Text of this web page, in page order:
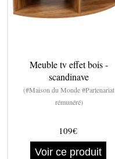
Meuble tv effet bois -
scandinave
(#Maison du Monde #Partenariat
rémunéré)
109€
Voir ce produit